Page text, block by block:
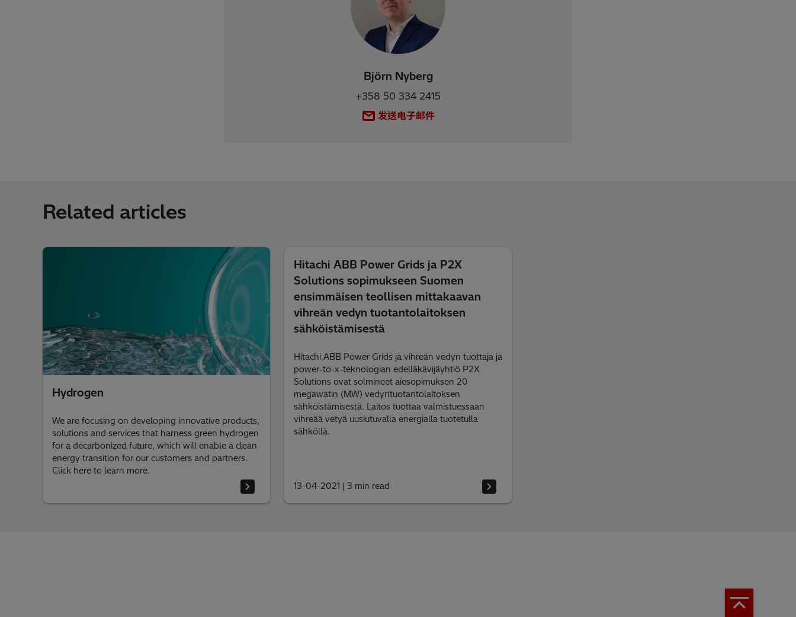
Björn Nyberg
+358 50 334 2415
发送电子邮件
Related articles
Hydrogen
We are focusing on developing innovative products,
solutions and services that harness green hydrogen
for a decarbonized future, which will enable a clean
energy transition for our customers and partners.
Click here to learn more.
Hitachi ABB Power Grids ja P2X
Solutions sopimukseen Suomen
ensimmäisen teollisen mittakaavan
vihreän vedyn tuotantolaitoksen
sähköistämisestä
Hitachi ABB Power Grids ja vihreän vedyn tuottaja ja
power-to-x-teknologian edelläkävijäyhtiö P2X
Solutions ovat solmineet aiesopimuksen 20
megawatin (MW) vedyntuotantolaitoksen
sähköistämisestä. Laitos tuottaa valmistuessaan
vihreää vetyä uusiutuvalla energialla tuotetulla
sähköllä.
13-04-2021 | 3 min read